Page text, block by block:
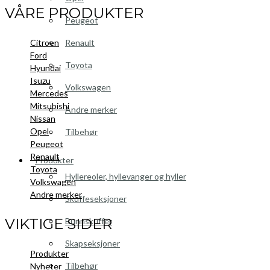
Peugeot
Renault
Toyota
Volkswagen
Andre merker
Tilbehør
Produkter
Hyllereoler, hyllevanger og hyller
Skuffeseksjoner
Bunnskuffer
Skapseksjoner
Tilbehør
VÅRE PRODUKTER
Citroen
Ford
Hyundai
Isuzu
Mercedes
Mitsubishi
Nissan
Opel
Peugeot
Renault
Toyota
Volkswagen
Andre merker
VIKTIGE SIDER
Produkter
Nyheter